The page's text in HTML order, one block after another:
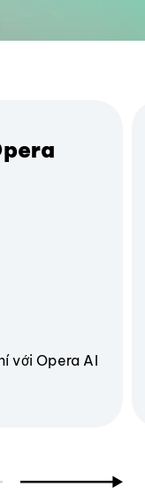
với Opera AI